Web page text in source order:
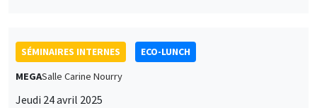
SÉMINAIRES INTERNES
ECO-LUNCH
MEGASalle Carine Nourry
Jeudi 24 avril 2025